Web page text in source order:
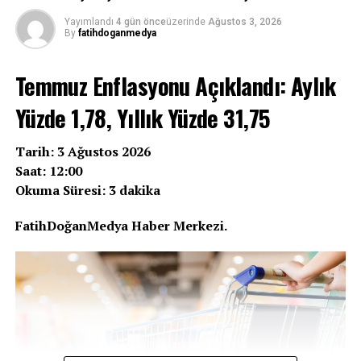
31,90 olarak belirlendi. Bu rakam, Mart 2022’den bu
yana ilk kez yüzde 32 seviyesinin altına inerek dikkat
çekti.
Peki bu oran ne anlama geliyor? Ev sahipleri kiraya ne
kadar zam yapabilecek? Kiracılar nasıl bir artışla karşı
karşıya? İşte Ağustos 2026 kira zam oranına ilişkin tüm
Yayımlandı 4 gün önceüzerinde Ağustos 3, 2026
By fatihdoganmedya
Temmuz Enflasyonu Açıklandı: Aylık
Yüzde 1,78, Yıllık Yüzde 31,75
Tarih: 3 Ağustos 2026
Saat: 12:00
Okuma Süresi: 3 dakika
FatihDoğanMedya Haber Merkezi.